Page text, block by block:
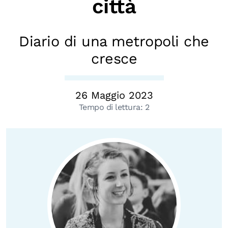
Mostre digitali
Progetti Nazionali
Storie di Resistenza, ottant’anni dopo
Calendario civile
Elezioni dal mondo
Podcast
città
Diario di una metropoli che
cresce
26 Maggio 2023
Tempo di lettura: 2